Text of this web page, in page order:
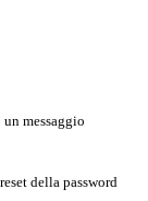
messaggio
della password